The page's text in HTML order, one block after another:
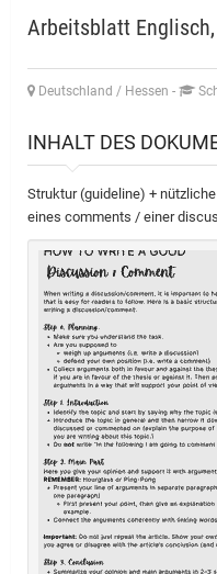
Arbeitsblatt
Deutschland / Hessen -
INHALT DES
Struktur (guideline) +
eines comments / einer